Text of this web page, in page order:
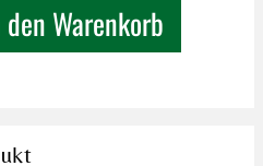
Wert ein oder
Warenkorb
de | Sigognac in